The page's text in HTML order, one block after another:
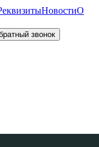
НовостиО
звонок